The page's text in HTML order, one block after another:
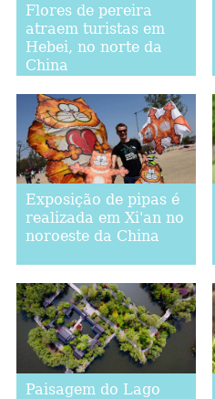
Flores de pereira
atraem turistas em
Hebei, no norte da
China
Exposição de pipas é
realizada em Xi'an no
noroeste da China
Paisagem do Lago